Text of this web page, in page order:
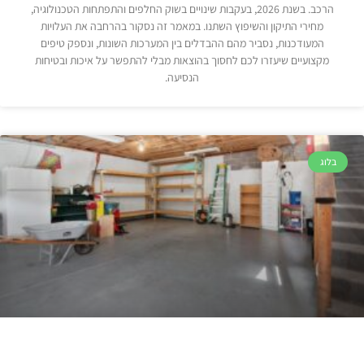
הרכב. בשנת 2026, בעקבות שינויים בשוק החלפים והתפתחות הטכנולוגיה,
מחירי התיקון והשיפוץ השתנו. במאמר זה נסקור בהרחבה את העלויות
המעודכנות, נסביר מהם ההבדלים בין המערכות השונות, ונספק טיפים
מקצועיים שיעזרו לכם לחסוך בהוצאות מבלי להתפשר על איכות ובטיחות
הנסיעה.
בלוג